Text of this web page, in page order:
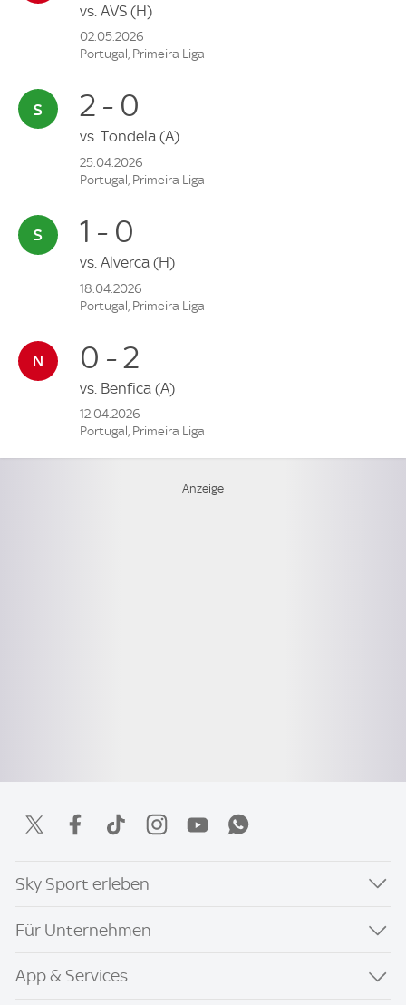
vs. AVS (H)
02.05.2026
Portugal, Primeira Liga
2 - 0
vs. Tondela (A)
25.04.2026
Portugal, Primeira Liga
1 - 0
vs. Alverca (H)
18.04.2026
Portugal, Primeira Liga
0 - 2
vs. Benfica (A)
12.04.2026
Portugal, Primeira Liga
Sky Sport erleben
Für Unternehmen
App & Services